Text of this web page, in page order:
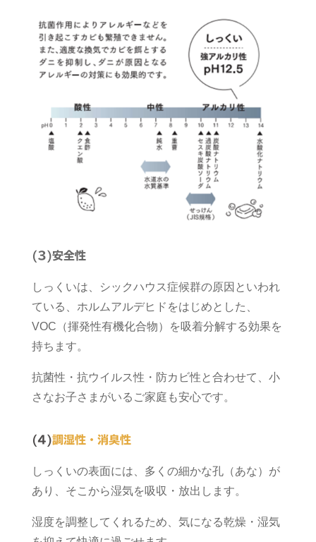
(3)安全性
しっくいは、シックハウス症候群の原因といわれ
ている、ホルムアルデヒドをはじめとした、
VOC（揮発性有機化合物）を吸着分解する効果を
持ちます。
抗菌性・抗ウイルス性・防カビ性と合わせて、小
さなお子さまがいるご家庭も安心です。
(4)調湿性・消臭性
しっくいの表面には、多くの細かな孔（あな）が
あり、そこから湿気を吸収・放出します。
湿度を調整してくれるため、気になる乾燥・湿気